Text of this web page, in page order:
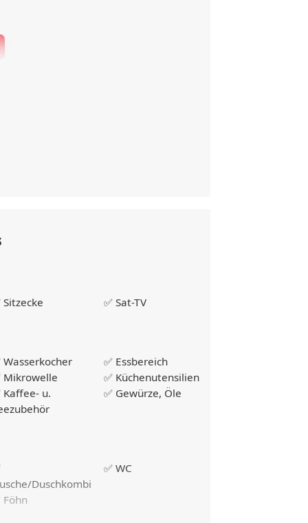
Sitzecke ✅ Sat-TV
Wasserkocher
Mikrowelle
Kaffee- u.
✅ Essbereich
✅ Küchenutensilien
✅ Gewürze, Öle
Duschkombi
Föhn
✅ WC